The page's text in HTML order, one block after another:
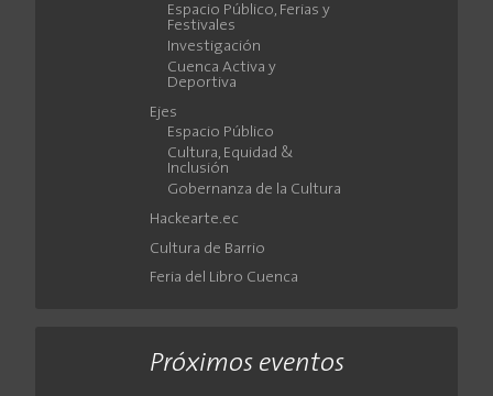
Espacio Público, Ferias y
Festivales
Investigación
Cuenca Activa y
Deportiva
Ejes
Espacio Público
Cultura, Equidad &
Inclusión
Gobernanza de la Cultura
Hackearte.ec
Cultura de Barrio
Feria del Libro Cuenca
Próximos eventos